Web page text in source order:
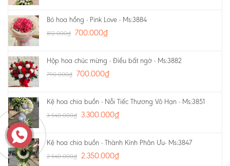
Bó hoa hồng - Pink Love - Ms:3884
812.000₫ 700.000₫
Hộp hoa chúc mừng - Điều bất ngờ - Ms:3882
790.000₫ 700.000₫
Kệ hoa chia buồn - Nỗi Tiếc Thương Vô Hạn - Ms:3851
3.540.000₫ 3.300.000₫
Kệ hoa chia buồn - Thành Kính Phân Ưu- Ms:3847
2.540.000₫ 2.350.000₫